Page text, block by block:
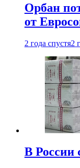
Орбан
от
2 года спустя2
В России